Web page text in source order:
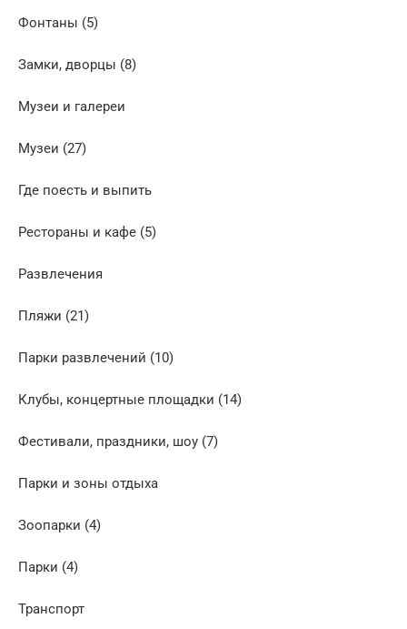
Фонтаны (5)
Замки, дворцы (8)
Музеи и галереи
Музеи (27)
Где поесть и выпить
Рестораны и кафе (5)
Развлечения
Пляжи (21)
Парки развлечений (10)
Клубы, концертные площадки (14)
Фестивали, праздники, шоу (7)
Парки и зоны отдыха
Зоопарки (4)
Парки (4)
Транспорт